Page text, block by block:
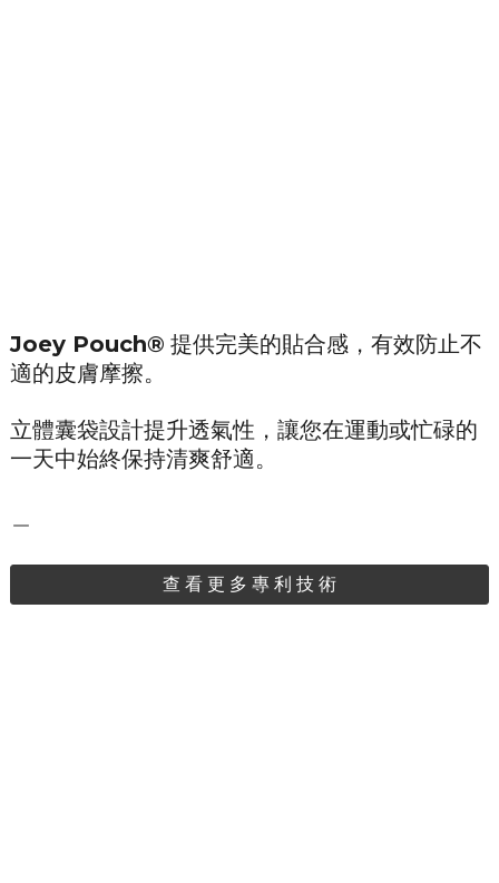
Joey Pouch® 提供完美的貼合感，有效防止不
適的皮膚摩擦。
立體囊袋設計提升透氣性，讓您在運動或忙碌的
一天中始終保持清爽舒適。
查 看 更 多 專 利 技 術